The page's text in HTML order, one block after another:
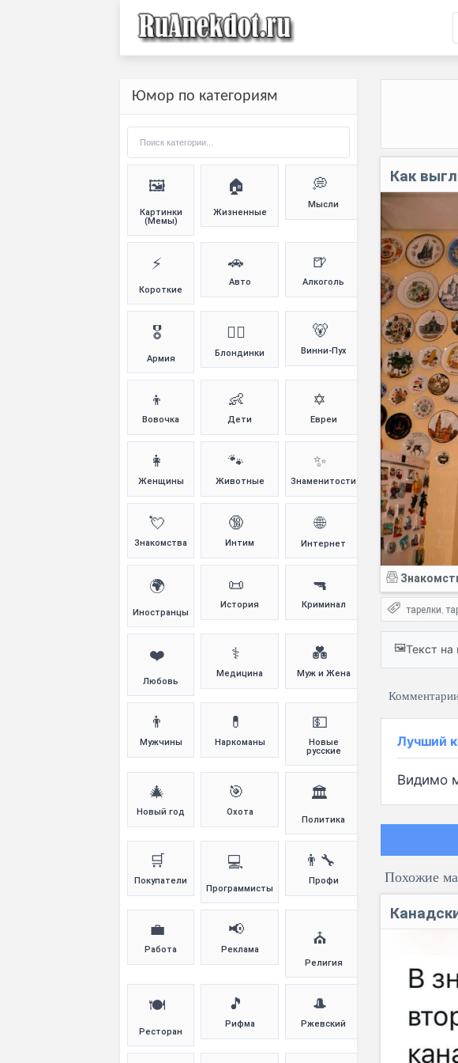
Как
тарелки,
🖼️Текст
Лучший
Видимо
Похожие
Юмор по категориям
🖼️
Картинки
(Мемы)
🏠
Жизненные
💭
Мысли
⚡
Короткие
🚗
Авто
🍺
Алкоголь
🎖️
Армия
👱‍♀️
Блондинки
🐻
Винни-Пух
👦
Вовочка
👶
Дети
✡️
Евреи
👩
Женщины
🐾
Животные
✨
Знаменитости
💘
Знакомства
🔞
Интим
🌐
Интернет
🌍
Иностранцы
📜
История
🔫
Криминал
❤️
Любовь
⚕️
Медицина
💑
Муж и Жена
👨
Мужчины
💊
Наркоманы
💵
Новые
русские
🎄
Новый год
🎯
Охота
🏛️
Политика
🛒
Покупатели
💻
Программисты
👨‍🔧
Профи
💼
Работа
📢
Реклама
⛪
Религия
🍽️
Ресторан
🎵
Рифма
🎩
Ржевский